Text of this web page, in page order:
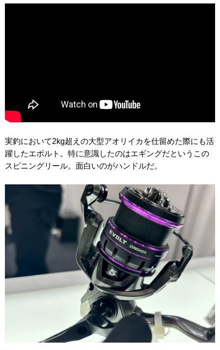
実釣において2kg超えの大型アオリイカを仕留めた際にも活
躍したエボルト。特に意識したのはエギングだというこの
スピニングリール。面白いのがハンドルだ。